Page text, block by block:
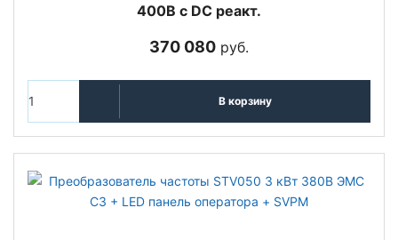
400В с DC реакт.
370 080 руб.
В корзину